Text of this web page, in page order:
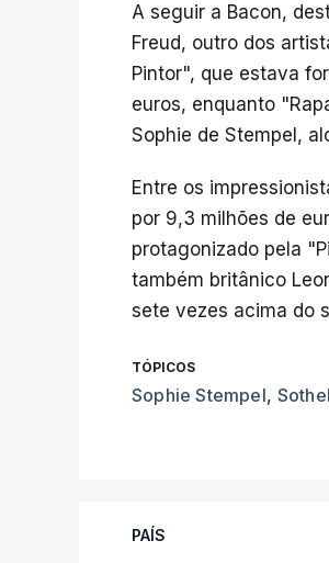
A seguir a Bacon,
Freud, outro dos
Pintor", que estava
euros, enquanto
Sophie de Stempel,
Entre os
por 9,3 milhões de
protagonizado pela
também britânico
sete vezes acima do
TÓPICOS
Sophie Stempel,
PAÍS